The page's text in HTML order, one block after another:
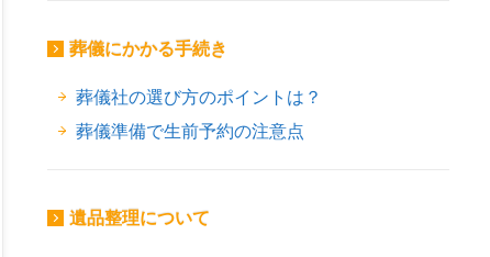
葬儀にかかる手続き
葬儀社の選び方のポイントは？
葬儀準備で生前予約の注意点
遺品整理について